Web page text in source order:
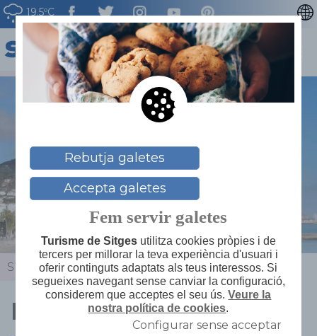
19.5ºC
ENGLISH
ESPAÑOL
FRANÇAIS
Sitges > Actualitat > Agenda > Revelar 2024
Revelar 2024
Rebutja galetes
Accepta galetes
Fem servir galetes
Turisme de Sitgesutilitza cookies pròpies i de
tercers per millorar la teva experiència d'usuari i
oferir continguts adaptats als teus interessos. Si
segueixes navegant sense canviar la configuració,
considerem que acceptes el seu ús.Veure la
nostra política de cookies.
Configurar sense acceptar